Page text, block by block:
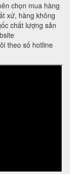
chọn mua hàng
xứ, hàng không
chất lượng sản
theo số hotline